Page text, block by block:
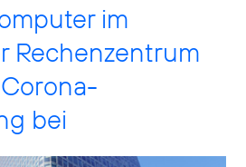
im
Rechenzentrum
bei